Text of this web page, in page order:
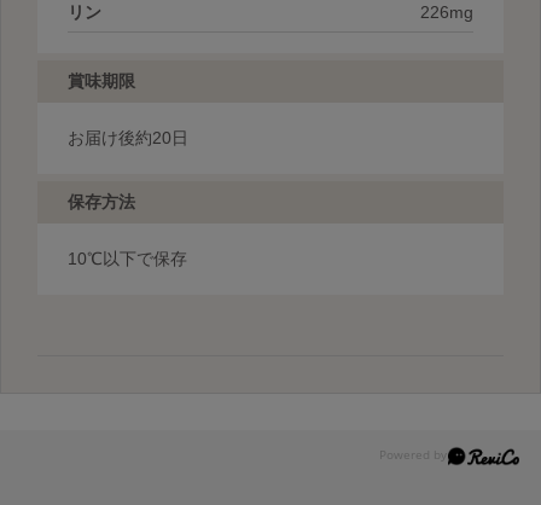
リン 226mg
賞味期限
お届け後約20日
保存方法
10℃以下で保存